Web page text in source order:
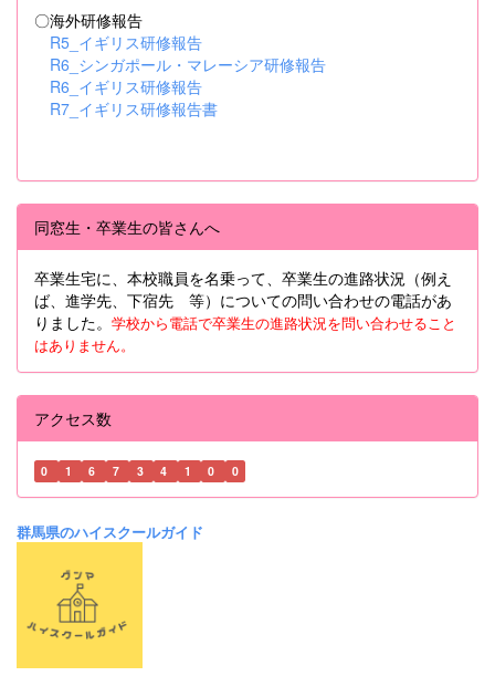
〇海外研修報告
R5_イギリス研修報告
R6_シンガポール・マレーシア研修報告
R6_イギリス研修報告
R7_イギリス研修報告書
同窓生・卒業生の皆さんへ
卒業生宅に、本校職員を名乗って、卒業生の進路状況（例え
ば、進学先、下宿先 等）についての問い合わせの電話があ
りました。 学校から電話で卒業生の進路状況を問い合わせること
はありません。
アクセス数
0 1 6 7 3 4 1 0 0
群馬県のハイスクールガイド